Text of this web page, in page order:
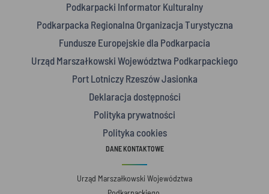
Podkarpacki Informator Kulturalny
Podkarpacka Regionalna Organizacja Turystyczna
Fundusze Europejskie dla Podkarpacia
Urząd Marszałkowski Województwa Podkarpackiego
Port Lotniczy Rzeszów Jasionka
Deklaracja dostępności
Polityka prywatności
Polityka cookies
DANE KONTAKTOWE
Urząd Marszałkowski Województwa